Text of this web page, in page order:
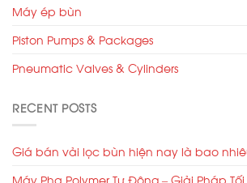
Máy ép bùn
Piston Pumps & Packages
Pneumatic Valves & Cylinders
RECENT POSTS
Giá bán vải lọc bùn hiện nay là bao
Máy Pha Polymer Tự Động – Giải Pháp Tối